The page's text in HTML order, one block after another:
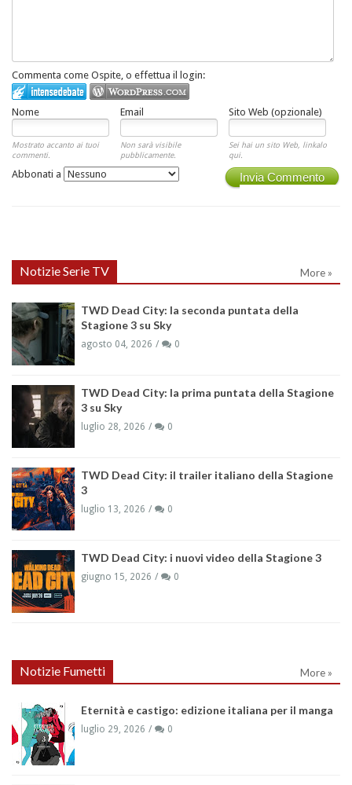
Commenta come Ospite, o effettua il login:
Nome Email Sito Web (opzionale)
Mostrato accanto ai tuoi
commenti.
Non sarà visibile
pubblicamente.
Sei hai un sito Web, linkalo
qui.
Invia Commento
Abbonati a
Notizie Serie TV More »
TWD Dead City: la seconda puntata della
Stagione 3 su Sky
agosto 04, 2026 0
TWD Dead City: la prima puntata della Stagione
3 su Sky
luglio 28, 2026 0
TWD Dead City: il trailer italiano della Stagione
3
luglio 13, 2026 0
TWD Dead City: i nuovi video della Stagione 3
giugno 15, 2026 0
Notizie Fumetti More »
Eternità e castigo: edizione italiana per il manga
luglio 29, 2026 0